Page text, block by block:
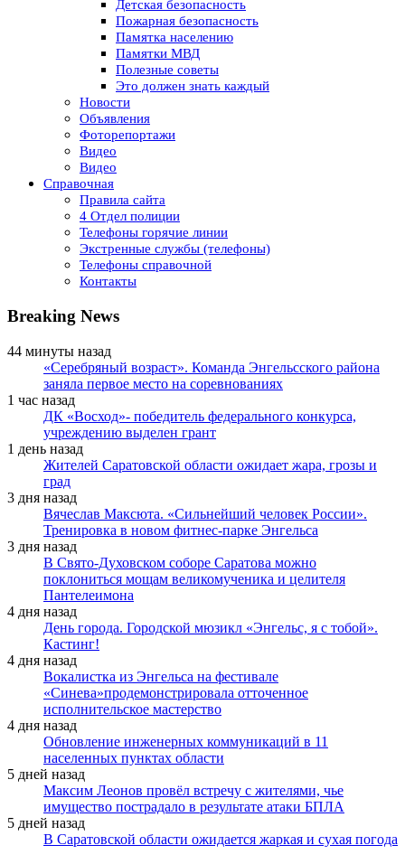
Детская безопасность
Пожарная безопасность
Памятка населению
Памятки МВД
Полезные советы
Это должен знать каждый
Новости
Объявления
Фоторепортажи
Видео
Видео
Справочная
Правила сайта
4 Отдел полиции
Телефоны горячие линии
Экстренные службы (телефоны)
Телефоны справочной
Контакты
Breaking News
44 минуты назад
«Серебряный возраст». Команда Энгельсского района
заняла первое место на соревнованиях
1 час назад
ДК «Восход»- победитель федерального конкурса,
учреждению выделен грант
1 день назад
Жителей Саратовской области ожидает жара, грозы и
град
3 дня назад
Вячеслав Максюта. «Сильнейший человек России».
Тренировка в новом фитнес-парке Энгельса
3 дня назад
В Свято-Духовском соборе Саратова можно
поклониться мощам великомученика и целителя
Пантелеимона
4 дня назад
День города. Городской мюзикл «Энгельс, я с тобой».
Кастинг!
4 дня назад
Вокалистка из Энгельса на фестивале
«Синева»продемонстрировала отточенное
исполнительское мастерство
4 дня назад
Обновление инженерных коммуникаций в 11
населенных пунктах области
5 дней назад
Максим Леонов провёл встречу с жителями, чье
имущество пострадало в результате атаки БПЛА
5 дней назад
В Саратовской области ожидается жаркая и сухая погода